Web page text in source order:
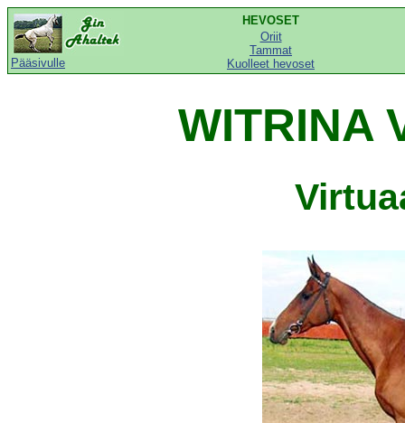
Pääsivulle
HEVOSET
Oriit
Tammat
Kuolleet hevoset
WITRINA